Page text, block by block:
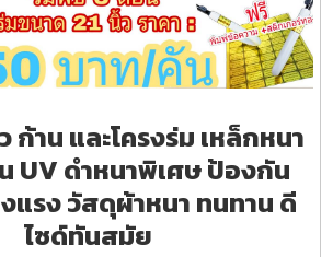
ก้าน และโครงร่ม เหล็กหนา
UV ดำหนาพิเศษ ป้องกัน
แรง วัสดุผ้าหนา ทนทาน ดี
ไซด์ทันสมัย